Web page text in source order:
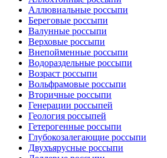
Аллювиальные россыпи
Береговые россыпи
Валунные россыпи
Верховые россыпи
Внепойменные россыпи
Водораздельные россыпи
Возраст россыпи
Вольфрамовые россыпи
Вторичные россыпи
Генерации россыпей
Геология россыпей
Гетерогенные россыпи
Глубокозалегающие россыпи
Двухъярусные россыпи